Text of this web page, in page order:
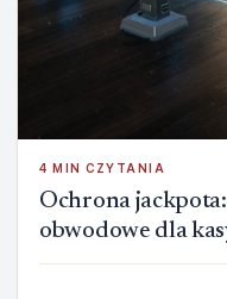
4 MIN CZYTANIA
Ochrona
obwodowe dla